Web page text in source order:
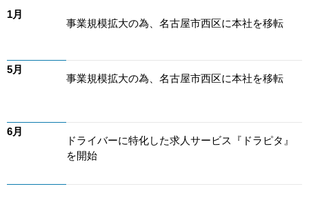
1月
事業規模拡大の為、名古屋市西区に本社を移転
5月
事業規模拡大の為、名古屋市西区に本社を移転
6月
ドライバーに特化した求人サービス『ドラピタ』
を開始